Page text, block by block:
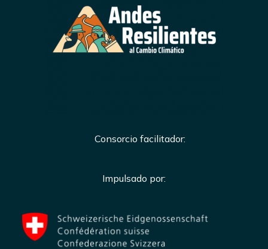
Consorcio facilitador:
Impulsado por: